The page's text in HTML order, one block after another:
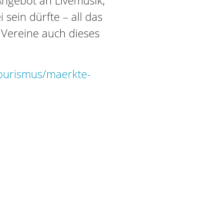
sein dürfte – all das
auch dieses
maerkte-